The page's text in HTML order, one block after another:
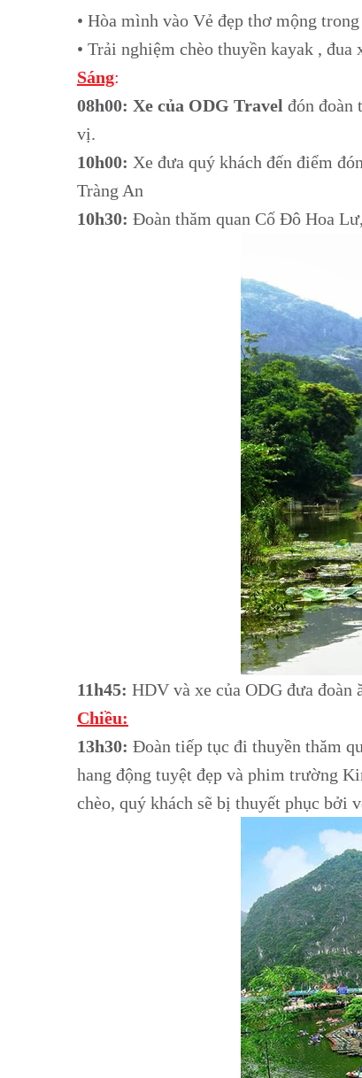
• Hòa mình vào Vẻ đẹp thơ mộng
• Trải nghiệm chèo thuyền kayak ,
Sáng:
08h00: Xe của ODG Travel đón đoàn
vị.
10h00: Xe đưa quý khách đến điểm
Tràng An
10h30: Đoàn thăm quan Cố Đô Hoa
11h45: HDV và xe của ODG đưa
Chiều:
13h30: Đoàn tiếp tục đi thuyền thăm
hang động tuyệt đẹp và phim trường
chèo, quý khách sẽ bị thuyết phục bởi